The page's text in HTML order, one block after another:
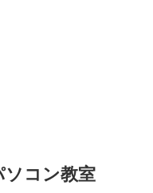
ソコン教室